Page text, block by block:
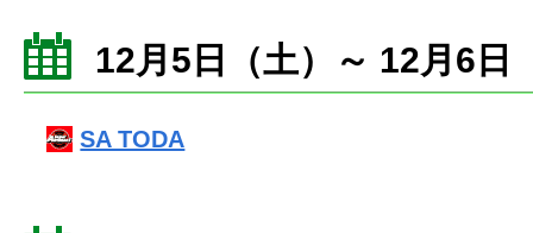
12月5日（土）～ 12月6日
SA TODA